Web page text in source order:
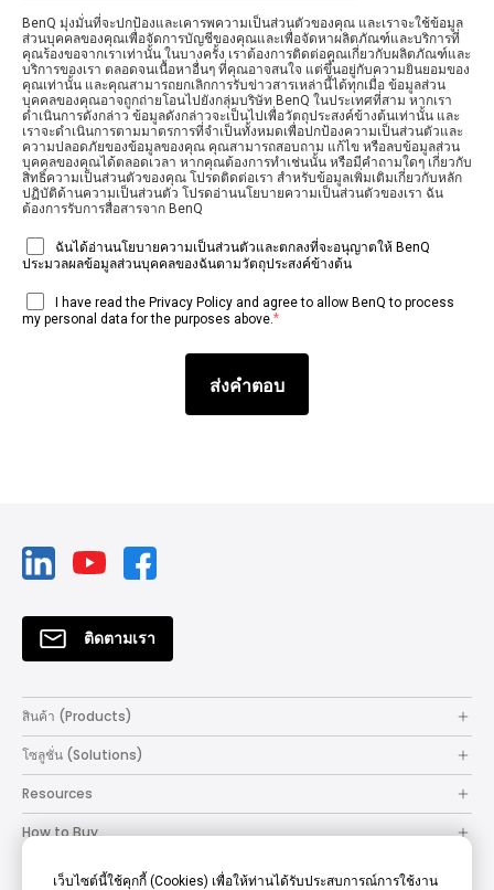
BenQ มุ่งมั่นที่จะปกป้องและเคารพความเป็นส่วนตัวของคุณ และเราจะใช้ข้อมูล
ส่วนบุคคลของคุณเพื่อจัดการบัญชีของคุณและเพื่อจัดหาผลิตภัณฑ์และบริการที่
คุณร้องขอจากเราเท่านั้น ในบางครั้ง เราต้องการติดต่อคุณเกี่ยวกับผลิตภัณฑ์และ
บริการของเรา ตลอดจนเนื้อหาอื่นๆ ที่คุณอาจสนใจ แต่ขึ้นอยู่กับความยินยอมของ
คุณเท่านั้น และคุณสามารถยกเลิกการรับข่าวสารเหล่านี้ได้ทุกเมื่อ ข้อมูลส่วน
บุคคลของคุณอาจถูกถ่ายโอนไปยังกลุ่มบริษัท BenQ ในประเทศที่สาม หากเรา
ดำเนินการดังกล่าว ข้อมูลดังกล่าวจะเป็นไปเพื่อวัตถุประสงค์ข้างต้นเท่านั้น และ
เราจะดำเนินการตามมาตรการที่จำเป็นทั้งหมดเพื่อปกป้องความเป็นส่วนตัวและ
ความปลอดภัยของข้อมูลของคุณ คุณสามารถสอบถาม แก้ไข หรือลบข้อมูลส่วน
บุคคลของคุณได้ตลอดเวลา หากคุณต้องการทำเช่นนั้น หรือมีคำถามใดๆ เกี่ยวกับ
สิทธิ์ความเป็นส่วนตัวของคุณ โปรดติดต่อเรา สำหรับข้อมูลเพิ่มเติมเกี่ยวกับหลัก
ปฏิบัติด้านความเป็นส่วนตัว โปรดอ่านนโยบายความเป็นส่วนตัวของเรา ฉัน
ต้องการรับการสื่อสารจาก BenQ
ฉันได้อ่านนโยบายความเป็นส่วนตัวและตกลงที่จะอนุญาตให้ BenQ
ประมวลผลข้อมูลส่วนบุคคลของฉันตามวัตถุประสงค์ข้างต้น
I have read the Privacy Policy and agree to allow BenQ to process
my personal data for the purposes above. *
ติดตามเรา
สินค้า (Products)
โซลูชั่น (Solutions)
Resources
How to Buy
Support
เว็บไซต์นี้ใช้คุกกี้ (Cookies) เพื่อให้ท่านได้รับประสบการณ์การใช้งาน